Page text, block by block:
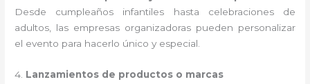
Desde cumpleaños infantiles hasta celebraciones de
adultos, las empresas organizadoras pueden personalizar
el evento para hacerlo único y especial.
4. Lanzamientos de productos o marcas